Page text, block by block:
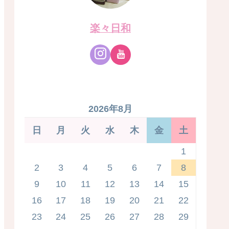
楽々日和
2026年8月
日 月 火 水 木 金 土
1
2
3 4 5 6 7
8
9
10 11 12 13 14
15
16
17 18 19 20 21
22
23
24 25 26 27 28
29